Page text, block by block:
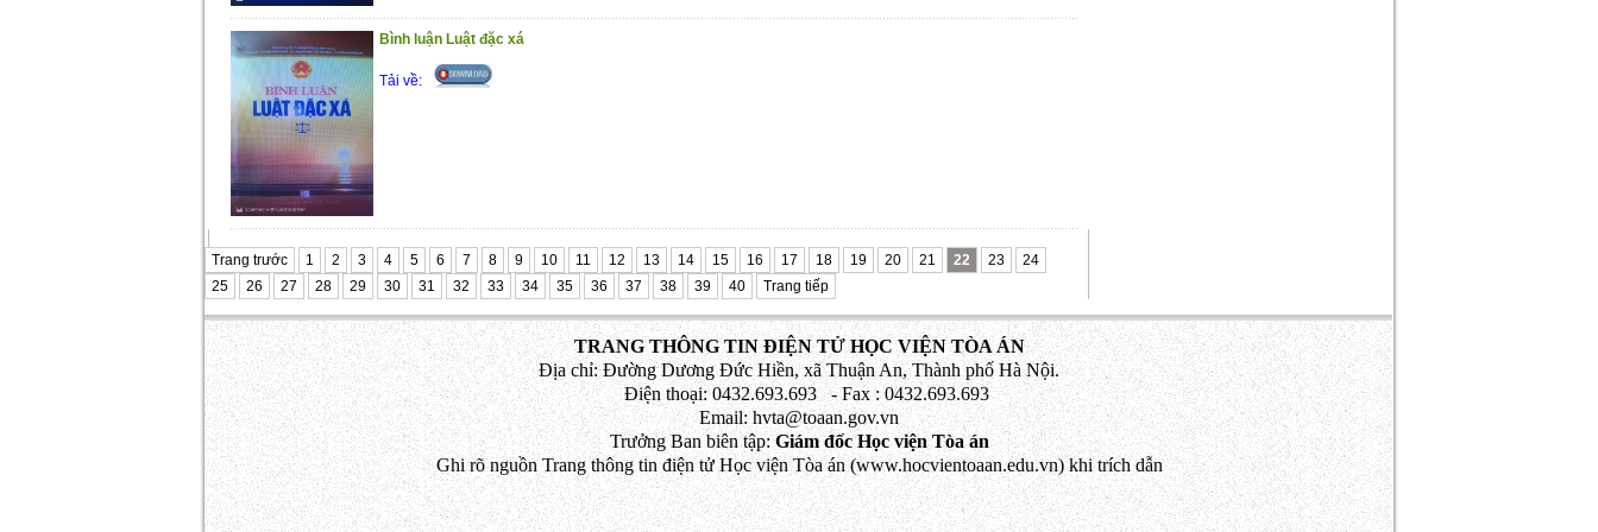
Bình luận Luật đặc xá
Tải về:
Trang trước 1 2 3 4 5 6 7 8 9 10 11 12 13 14 15 16 17 18 19 20 21 22 23
24
25
26 27 28 29 30 31 32 33 34 35 36 37 38 39 40 Trang tiếp
TRANG THÔNG TIN ĐIỆN TỬ HỌC VIỆN TÒA ÁN
Địa chỉ: Đường Dương Đức Hiền, xã Thuận An, Thành phố Hà Nội.
Điện thoại: 0432.693.693 - Fax : 0432.693.693
Email: hvta@toaan.gov.vn
Trưởng Ban biên tập:Giám đốc Học viện Tòa án
Ghi rõ nguồn Trang thông tin điện tử Học viện Tòa án (www.hocvientoaan.edu.vn) khi trích dẫn